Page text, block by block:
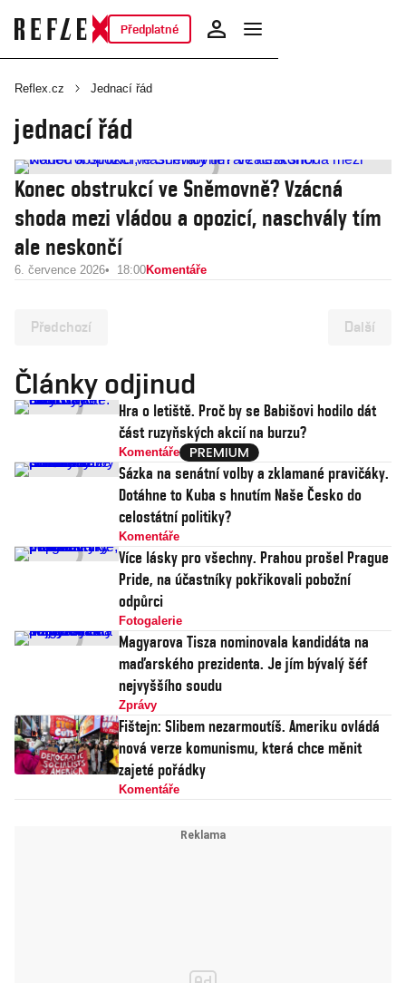
Předplatné
Reflex.cz Jednací řád
jednací řád
Konec obstrukcí ve Sněmovně? Vzácná
shoda mezi vládou a opozicí, naschvály tím
ale neskončí
6. července 2026 18:00Komentáře
Předchozí Další
Články odjinud
Hra o letiště. Proč by se Babišovi hodilo dát
část ruzyňských akcií na burzu?
Komentáře
Sázka na senátní volby a zklamané pravičáky.
Dotáhne to Kuba s hnutím Naše Česko do
celostátní politiky?
Komentáře
Více lásky pro všechny. Prahou prošel Prague
Pride, na účastníky pokřikovali pobožní
odpůrci
Fotogalerie
Magyarova Tisza nominovala kandidáta na
maďarského prezidenta. Je jím bývalý šéf
nejvyššího soudu
Zprávy
Fištejn: Slibem nezarmoutíš. Ameriku ovládá
nová verze komunismu, která chce měnit
zajeté pořádky
Komentáře